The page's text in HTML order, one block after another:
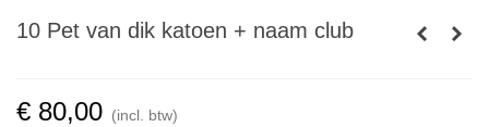
10 Pet van dik katoen + naam club
€ 80,00 (incl. btw)